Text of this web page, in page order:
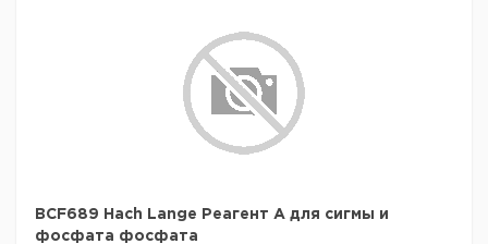
BCF689 Hach Lange Реагент А для сигмы и
фосфата фосфата